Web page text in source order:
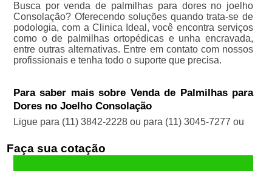
Busca por venda de palmilhas para dores no joelho
Consolação? Oferecendo soluções quando trata-se de
podologia, com a Clinica Ideal, você encontra serviços
como o de palmilhas ortopédicas e unha encravada,
entre outras alternativas. Entre em contato com nossos
profissionais e tenha todo o suporte que precisa.
Para saber mais sobre Venda de Palmilhas para
Dores no Joelho Consolação
Ligue para (11) 3842-2228ou para (11) 3045-7277 ou
Faça sua cotação